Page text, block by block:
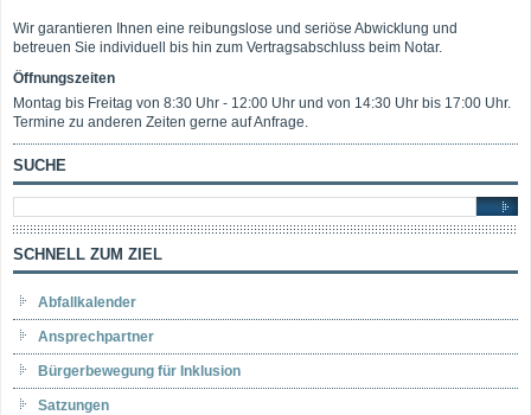
Wir garantieren Ihnen eine reibungslose und seriöse Abwicklung und
betreuen Sie individuell bis hin zum Vertragsabschluss beim Notar.
Öffnungszeiten
Montag bis Freitag von 8:30 Uhr - 12:00 Uhr und von 14:30 Uhr bis 17:00 Uhr.
Termine zu anderen Zeiten gerne auf Anfrage.
SUCHE
SCHNELL ZUM ZIEL
Abfallkalender
Ansprechpartner
Bürgerbewegung für Inklusion
Satzungen